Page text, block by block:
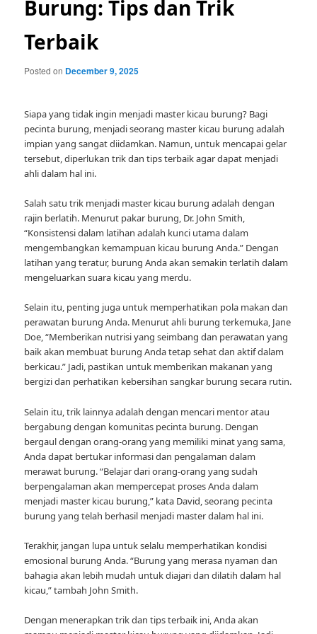
Burung: Tips dan Trik
Terbaik
Posted on December 9, 2025
Siapa yang tidak ingin menjadi master kicau burung? Bagi
pecinta burung, menjadi seorang master kicau burung adalah
impian yang sangat diidamkan. Namun, untuk mencapai gelar
tersebut, diperlukan trik dan tips terbaik agar dapat menjadi
ahli dalam hal ini.
Salah satu trik menjadi master kicau burung adalah dengan
rajin berlatih. Menurut pakar burung, Dr. John Smith,
“Konsistensi dalam latihan adalah kunci utama dalam
mengembangkan kemampuan kicau burung Anda.” Dengan
latihan yang teratur, burung Anda akan semakin terlatih dalam
mengeluarkan suara kicau yang merdu.
Selain itu, penting juga untuk memperhatikan pola makan dan
perawatan burung Anda. Menurut ahli burung terkemuka, Jane
Doe, “Memberikan nutrisi yang seimbang dan perawatan yang
baik akan membuat burung Anda tetap sehat dan aktif dalam
berkicau.” Jadi, pastikan untuk memberikan makanan yang
bergizi dan perhatikan kebersihan sangkar burung secara rutin.
Selain itu, trik lainnya adalah dengan mencari mentor atau
bergabung dengan komunitas pecinta burung. Dengan
bergaul dengan orang-orang yang memiliki minat yang sama,
Anda dapat bertukar informasi dan pengalaman dalam
merawat burung. “Belajar dari orang-orang yang sudah
berpengalaman akan mempercepat proses Anda dalam
menjadi master kicau burung,” kata David, seorang pecinta
burung yang telah berhasil menjadi master dalam hal ini.
Terakhir, jangan lupa untuk selalu memperhatikan kondisi
emosional burung Anda. “Burung yang merasa nyaman dan
bahagia akan lebih mudah untuk diajari dan dilatih dalam hal
kicau,” tambah John Smith.
Dengan menerapkan trik dan tips terbaik ini, Anda akan